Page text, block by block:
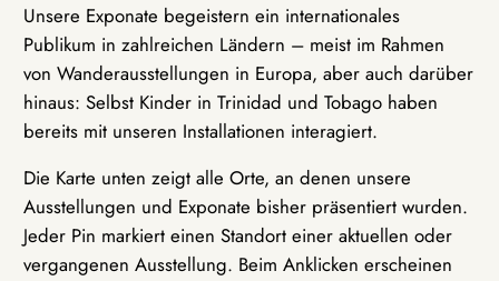
Unsere Exponate begeistern ein internationales
Publikum in zahlreichen Ländern – meist im Rahmen
von Wanderausstellungen in Europa, aber auch darüber
hinaus: Selbst Kinder in Trinidad und Tobago haben
bereits mit unseren Installationen interagiert.
Die Karte unten zeigt alle Orte, an denen unsere
Ausstellungen und Exponate bisher präsentiert wurden.
Jeder Pin markiert einen Standort einer aktuellen oder
vergangenen Ausstellung. Beim Anklicken erscheinen